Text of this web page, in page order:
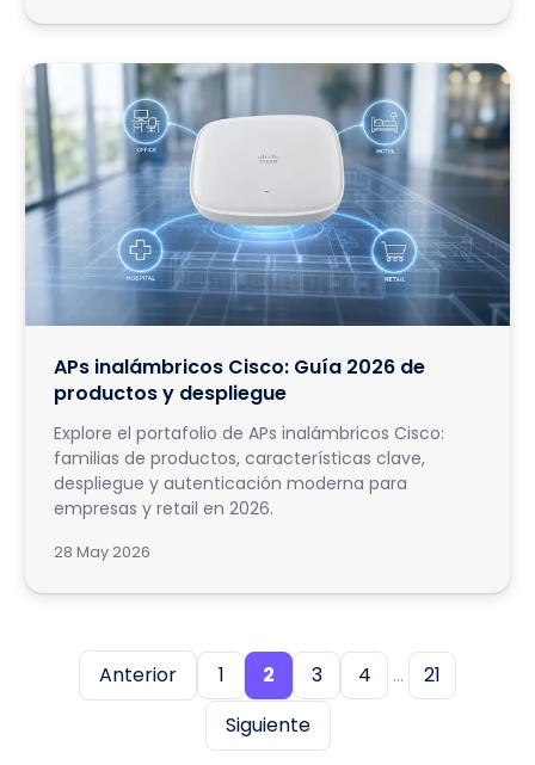
APs inalámbricos Cisco: Guía 2026 de
productos y despliegue
Explore el portafolio de APs inalámbricos Cisco:
familias de productos, características clave,
despliegue y autenticación moderna para
empresas y retail en 2026.
28 May 2026
Anterior 1 2 3 4 ...
21
Siguiente